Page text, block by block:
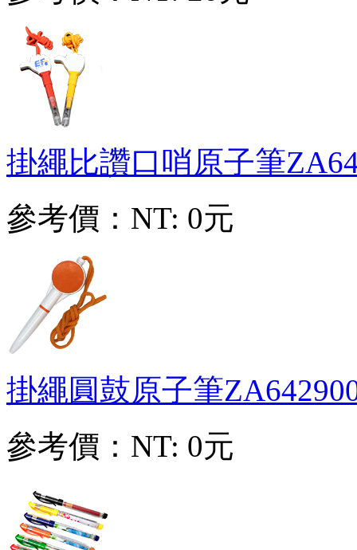
掛繩比讚口哨原子筆
參考價： NT: 0元
掛繩圓鼓原子筆
參考價： NT: 0元